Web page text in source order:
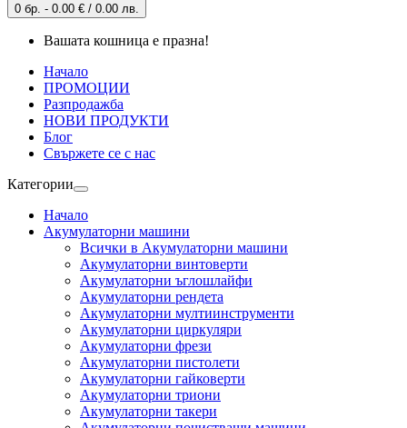
0 бр. - 0.00 € / 0.00 лв.
Вашата кошница е празна!
Начало
ПРОМОЦИИ
Разпродажба
НОВИ ПРОДУКТИ
Блог
Свържете се с нас
Категории
Начало
Акумулаторни машини
Всички в Акумулаторни машини
Акумулаторни винтоверти
Акумулаторни ъглошлайфи
Акумулаторни рендета
Акумулаторни мултиинструменти
Акумулаторни циркуляри
Акумулаторни фрези
Акумулаторни пистолети
Акумулаторни гайковерти
Акумулаторни триони
Акумулаторни такери